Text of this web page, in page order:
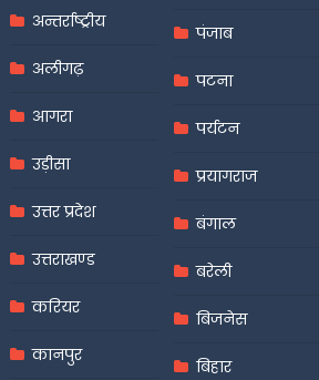
अन्तर्राष्ट्रीय
अलीगढ़
आगरा
उड़ीसा
उत्तर प्रदेश
उत्तराखण्ड
करियर
कानपुर
पंजाब
पटना
पर्यटन
प्रयागराज
बंगाल
बरेली
बिजनेस
बिहार